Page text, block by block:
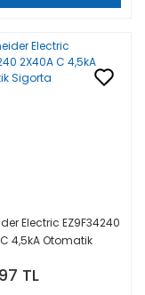
Electric EZ9F34240
4,5kA Otomatik
TL